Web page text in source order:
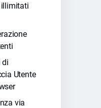
di
Utente
via